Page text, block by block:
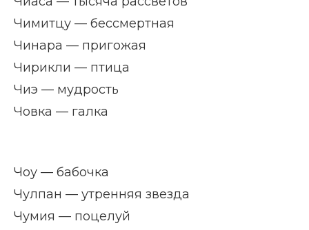
Чимитцу — бессмертная
Чинара — пригожая
Чирикли — птица
Чиэ — мудрость
Човка — галка
Чоу — бабочка
Чулпан — утренняя звезда
Чумия — поцелуй